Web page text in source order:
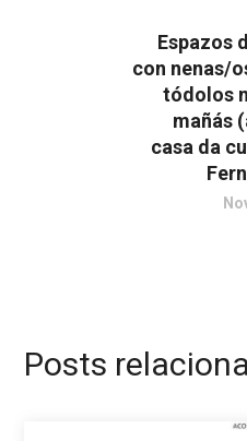
Espazos
con nenas/
tódolos
mañás
casa da
Posts